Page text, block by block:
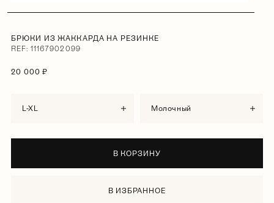
БРЮКИ ИЗ ЖАККАРДА НА РЕЗИНКЕ
REF: 11167902099
20 000 ₽
L-XL молочный
В КОРЗИНУ
В ИЗБРАННОЕ